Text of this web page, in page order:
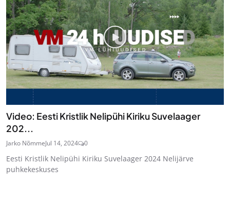
Video: Eesti Kristlik Nelipühi Kiriku Suvelaager
202...
Jarko NõmmeJul 14, 2024 0
Eesti Kristlik Nelipühi Kiriku Suvelaager 2024 Nelijärve
puhkekeskuses